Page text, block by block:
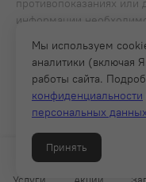
Мы используем
аналитики (включая
работы сайта.
конфиденциальности
персональных данных
Принять
Made by WhatElse
Карта сайта
противопоказаниях
информации
2020 г.